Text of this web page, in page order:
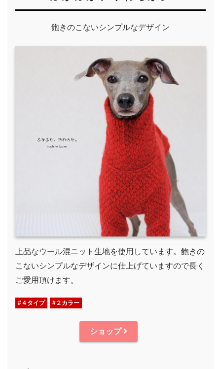
飽きのこないシンプルなデザイン
上品なウール混ニット生地を使用しています。飽きの
こないシンプルなデザインに仕上げていますので長く
ご愛用頂けます。
#４タイプ #２カラー
ショップ